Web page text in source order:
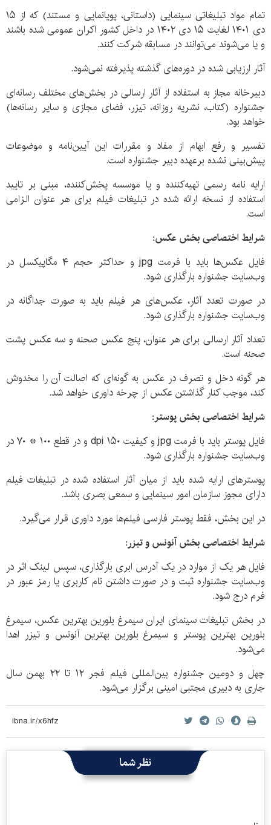
تمام مواد تبلیغاتی سینمایی (داستانی، پویانمایی و مستند) که از ۱۵
دی ۱۴۰۱ لغایت ۱۵ دی ۱۴۰۲ در داخل کشور اکران عمومی شده باشند
و یا می‌شوند می‌توانند در مسابقه شرکت کنند.
آثار ارزیابی شده در دوره‌های گذشته پذیرفته نمی‌شود.
دبیرخانه مجاز به استفاده از آثار ارسالی در بخش‌های مختلف رسانه‌ای
جشنواره (کتاب، نشریه روزانه، تیزر، فضای مجازی و سایر رسانه‌ها)
خواهد بود.
تفسیر و رفع ابهام از مفاد و مقررات این آیین‌نامه و موضوعات
پیش‌بینی نشده برعهده دبیر جشنواره است.
ارایه نامه رسمی تهیه‌کننده و یا موسسه پخش‌کننده، مبنی بر تایید
استفاده از نسخه ارائه شده در تبلیغات فیلم برای هر عنوان الزامی
است.
شرایط اختصاصی بخش عکس:
فایل عکس‌ها باید با فرمت jpg و حداکثر حجم ۴ مگاپیکسل در
وب‌سایت جشنواره بارگذاری شود.
در صورت تعدد آثار، عکس‌های هر فیلم باید به صورت جداگانه در
وب‌سایت جشنواره بارگذاری شود.
تعداد آثار ارسالی برای هر عنوان، پنج عکس صحنه و سه عکس پشت
صحنه است.
هر گونه دخل و تصرف در عکس به گونه‌ای که اصالت آن را مخدوش
کند، موجب کنار گذاشتن عکس از چرخه داوری خواهد شد.
شرایط اختصاصی بخش پوستر:
فایل پوستر باید با فرمت jpg و کیفیت dpi ۱۵۰ و در قطع ۱۰۰ * ۷۰ در
وب‌سایت جشنواره بارگذاری شود.
پوسترهای ارایه شده باید از میان آثار استفاده شده در تبلیغات فیلم
دارای مجوز سازمان امور سینمایی و سمعی بصری باشد.
در این بخش، فقط پوستر فارسی فیلم‌ها مورد داوری قرار می‌گیرد.
شرایط اختصاصی بخش آنونس و تیزر:
فایل هر یک از موارد در یک آدرس ابری بارگذاری، سپس لینک اثر در
وب‌سایت جشنواره ثبت و در صورت داشتن نام کاربری یا رمز عبور در
فرم درج شود.
در بخش تبلیغات سینمای ایران سیمرغ بلورین بهترین عکس، سیمرغ
بلورین بهترین پوستر و سیمرغ بلورین بهترین آنونس و تیزر اهدا
می‌شود.
چهل و دومین جشنواره بین‌المللی فیلم فجر ۱۲ تا ۲۲ بهمن سال
جاری به دبیری مجتبی امینی برگزار می‌شود.
نظر شما